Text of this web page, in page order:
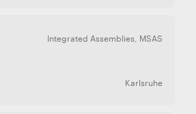
Integrated Assemblies MSAS
Karlsruhe